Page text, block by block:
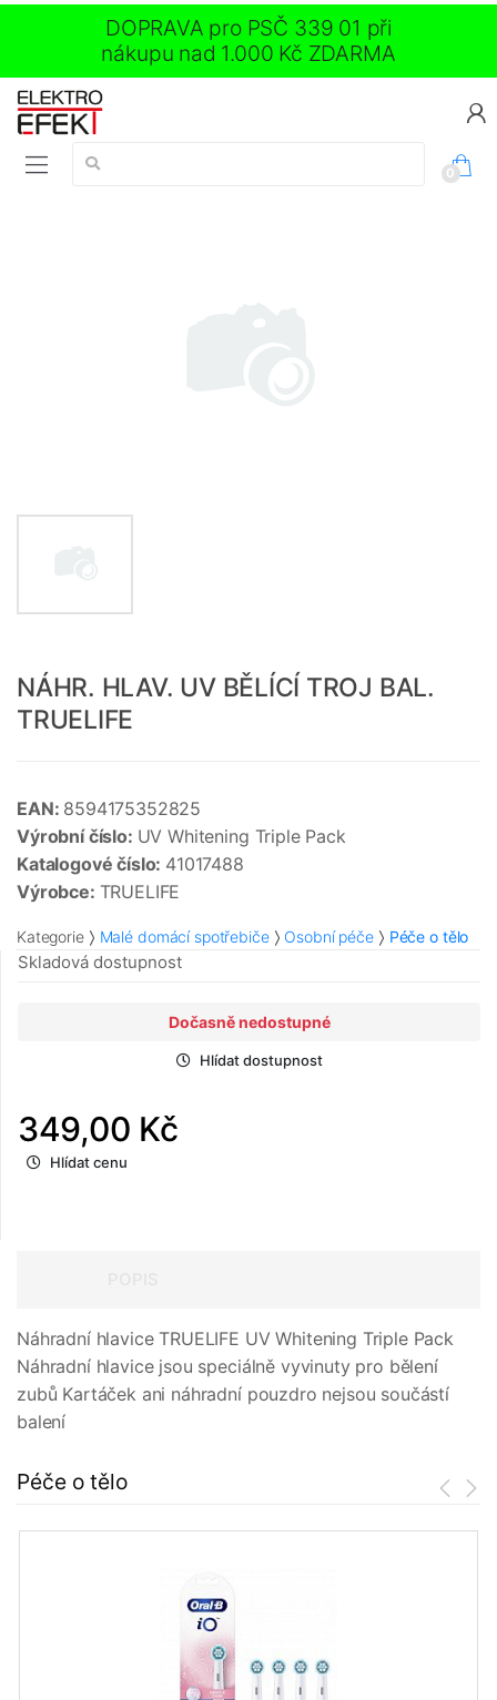
DOPRAVA pro PSČ 339 01 při
nákupu nad 1.000 Kč ZDARMA
Vyhledávání:
0
NÁHR. HLAV. UV BĚLÍCÍ TROJ BAL.
TRUELIFE
EAN: 8594175352825
Výrobní číslo: UV Whitening Triple Pack
Katalogové číslo: 41017488
Výrobce: TRUELIFE
Kategorie Malé domácí spotřebiče Osobní péče Péče o tělo
Skladová dostupnost
Dočasně nedostupné
Hlídat dostupnost
349,00 Kč
Hlídat cenu
Náhradní hlavice TRUELIFE UV Whitening Triple Pack
Náhradní hlavice jsou speciálně vyvinuty pro bělení
zubů Kartáček ani náhradní pouzdro nejsou součástí
balení
Péče o tělo